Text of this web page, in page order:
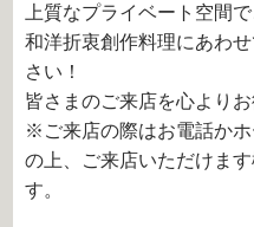
上質なプライベート空間
和洋折衷創作料理にあわ
さい！
皆さまのご来店を心よりお
※ご来店の際はお電話か
の上、ご来店いただけま
す。